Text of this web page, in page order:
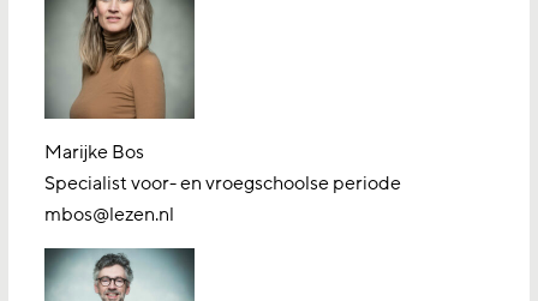
Marijke Bos
Specialist voor- en vroegschoolse periode
mbos@lezen.nl